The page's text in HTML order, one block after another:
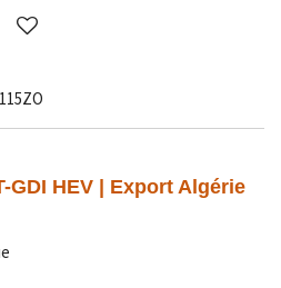
GDI HEV | Export Algérie